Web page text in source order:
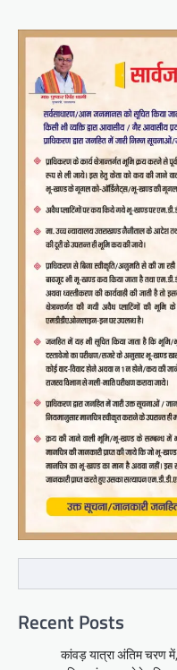
Recent Posts
कांवड़ यात्रा अंतिम चरण